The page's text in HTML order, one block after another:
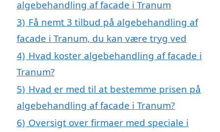
algebehandling af facade i Tranum
3) Få nemt 3 tilbud på algebehandling af
facade i Tranum, du kan være tryg ved
4) Hvad koster algebehandling af facade i
Tranum?
5) Hvad er med til at bestemme prisen på
algebehandling af facade i Tranum?
6) Oversigt over firmaer med speciale i